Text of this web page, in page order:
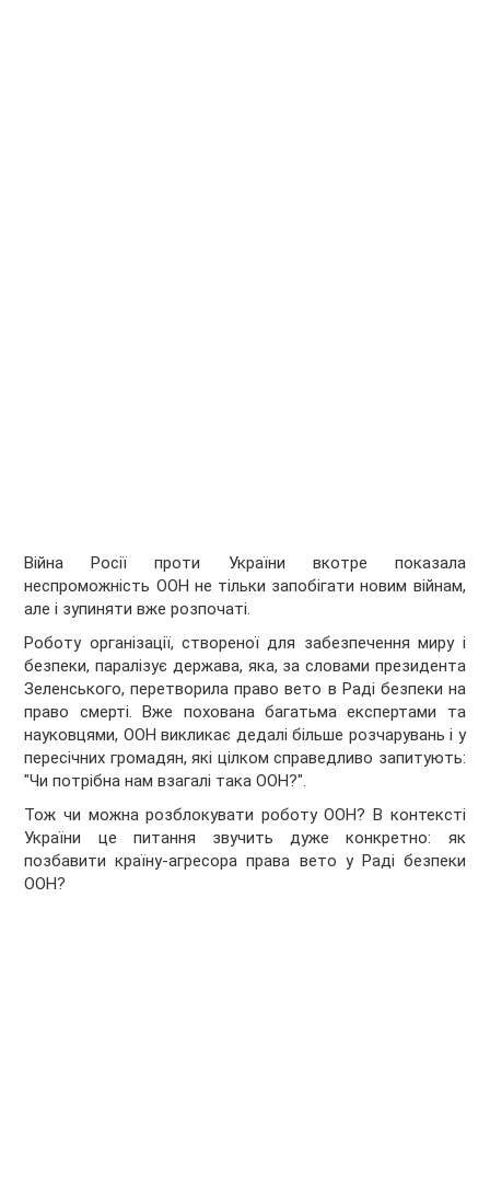
Війна Росії проти України вкотре показала
неспроможність ООН не тільки запобігати новим війнам,
але і зупиняти вже розпочаті.
Роботу організації, створеної для забезпечення миру і
безпеки, паралізує держава, яка, за словами президента
Зеленського, перетворила право вето в Раді безпеки на
право смерті. Вже похована багатьма експертами та
науковцями, ООН викликає дедалі більше розчарувань і у
пересічних громадян, які цілком справедливо запитують:
"Чи потрібна нам взагалі така ООН?".
Тож чи можна розблокувати роботу ООН? В контексті
України це питання звучить дуже конкретно: як
позбавити країну-агресора права вето у Раді безпеки
ООН?